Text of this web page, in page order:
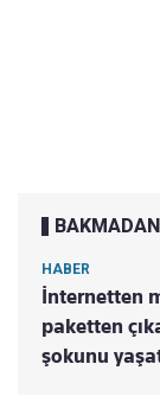
HABER
İnternetten
paketten
şokunu